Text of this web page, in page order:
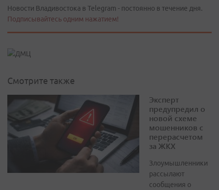
Новости Владивостока в Telegram - постоянно в течение дня.
Подписывайтесь одним нажатием!
Смотрите также
Эксперт
предупредил о
новой схеме
мошенников с
перерасчетом
за ЖКХ
Злоумышленники
рассылают
сообщения о